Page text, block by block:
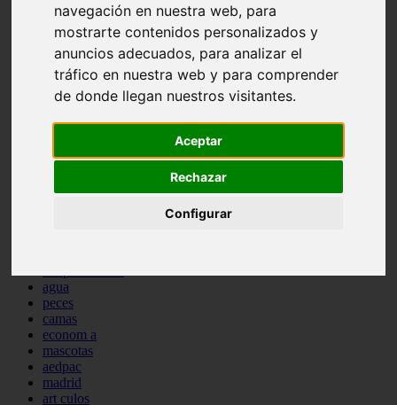
navegación en nuestra web, para
mostrarte contenidos personalizados y
anuncios adecuados, para analizar el
tráfico en nuestra web y para comprender
de donde llegan nuestros visitantes.
Aceptar
Rechazar
Configurar
protagonistas
reptiles
abandono
adopci n
ferias
higiene
acuario
comercios
viajar
agua
peces
camas
econom a
mascotas
aedpac
madrid
art culos